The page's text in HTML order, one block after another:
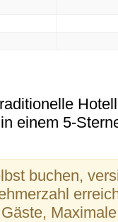
einem 5-
buchen,